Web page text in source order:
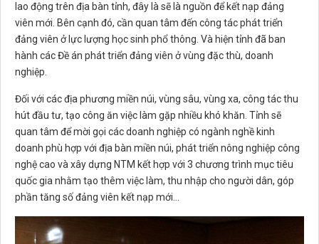
lao động trên địa bàn tỉnh, đây là sẽ là nguồn để kết nạp đảng
viên mới. Bên cạnh đó, cần quan tâm đến công tác phát triển
đảng viên ở lực lượng học sinh phổ thông. Và hiện tỉnh đã ban
hành các Đề án phát triển đảng viên ở vùng đặc thù, doanh
nghiệp.
Đối với các địa phương miền núi, vùng sâu, vùng xa, công tác thu
hút đầu tư, tạo công ăn việc làm gặp nhiều khó khăn. Tỉnh sẽ
quan tâm để mời gọi các doanh nghiệp có ngành nghề kinh
doanh phù hợp với địa bàn miền núi, phát triển nông nghiệp công
nghệ cao và xây dựng NTM kết hợp với 3 chương trình mục tiêu
quốc gia nhằm tạo thêm việc làm, thu nhập cho người dân, góp
phần tăng số đảng viên kết nạp mới…